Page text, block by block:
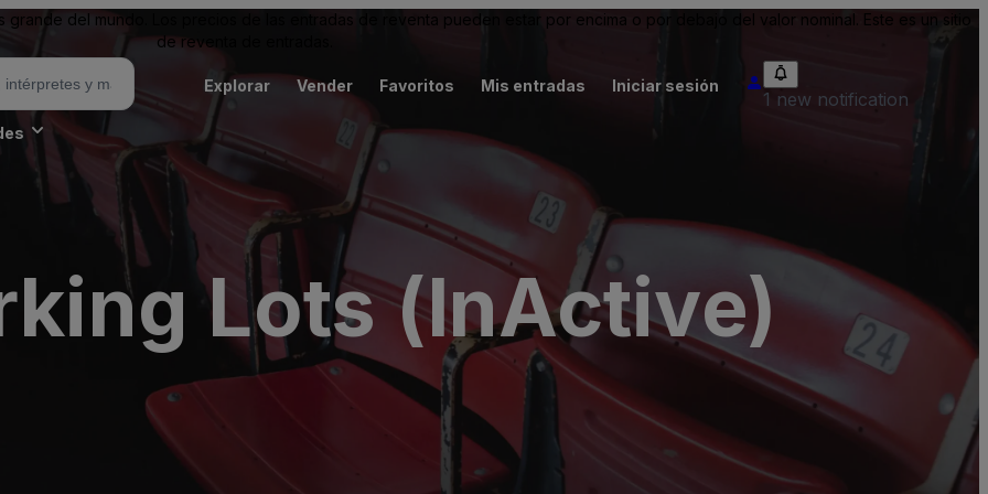
del mundo. Los precios de las entradas de reventa pueden estar por encima o por debajo del valor nominal. Este es un sitio
de reventa de entradas.
Explorar Vender Favoritos Mis entradas Iniciar sesión
1 new notification
Lots (InActive)